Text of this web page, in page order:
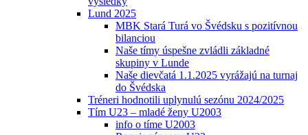
Lund 2025
MBK Stará Turá vo Švédsku s pozitívnou
bilanciou
Naše tímy úspešne zvládli základné
skupiny v Lunde
Naše dievčatá 1.1.2025 vyrážajú na turnaj
do Švédska
Tréneri hodnotili uplynulú sezónu 2024/2025
Tím U23 – mladé ženy U2003
info o tíme U2003